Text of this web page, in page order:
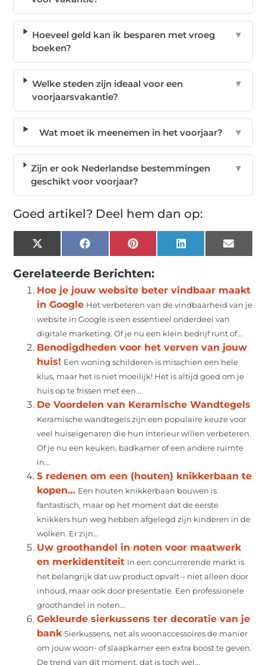
Hoeveel geld kan ik besparen met vroeg
boeken?
▼
Welke steden zijn ideaal voor een
voorjaarsvakantie?
▼
Wat moet ik meenemen in het voorjaar? ▼
Zijn er ook Nederlandse bestemmingen
geschikt voor voorjaar?
▼
Goed artikel? Deel hem dan op:
X
(Twitter)
Facebook Pinterest LinkedIn Email
Gerelateerde Berichten:
Hoe je jouw website beter vindbaar maakt
in Google Het verbeteren van de vindbaarheid van je
website in Google is een essentieel onderdeel van
digitale marketing. Of je nu een klein bedrijf runt of...
Benodigdheden voor het verven van jouw
huis! Een woning schilderen is misschien een hele
klus, maar het is niet moeilijk! Het is altijd goed om je
huis op te frissen met een...
De Voordelen van Keramische Wandtegels
Keramische wandtegels zijn een populaire keuze voor
veel huiseigenaren die hun interieur willen verbeteren.
Of je nu een keuken, badkamer of een andere ruimte
in...
5 redenen om een (houten) knikkerbaan te
kopen… Een houten knikkerbaan bouwen is
fantastisch, maar op het moment dat de eerste
knikkers hun weg hebben afgelegd zijn kinderen in de
wolken. Er zijn...
Uw groothandel in noten voor maatwerk
en merkidentiteit In een concurrerende markt is
het belangrijk dat uw product opvalt – niet alleen door
inhoud, maar ook door presentatie. Een professionele
groothandel in noten...
Gekleurde sierkussens ter decoratie van je
bank Sierkussens, net als woonaccessoires de manier
om jouw woon- of slaapkamer een extra boost te geven.
De trend van dit moment, dat is toch wel...